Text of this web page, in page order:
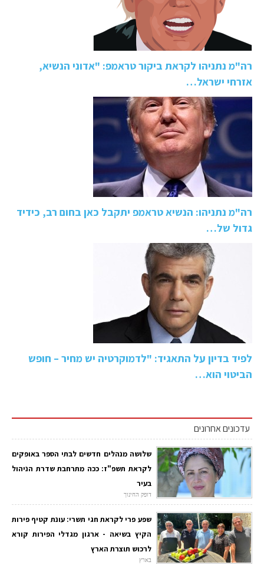
רה"מ נתניהו לקראת ביקור טראמפ: "אדוני הנשיא,
אזרחי ישראל…
רה"מ נתניהו: הנשיא טראמפ יתקבל כאן בחום רב, כידיד
גדול של…
לפיד בדיון על התאגיד: "לדמוקרטיה יש מחיר – חופש
הביטוי הוא…
עדכונים אחרונים
שלושה מנהלים חדשים לבתי הספר באופקים
לקראת תשפ"ז: ככה מתרחבת שדרת הניהול
בעיר
דופק החינוך
שפע פרי לקראת חגי תשרי: עונת קטיף פירות
הקיץ בשיאה - ארגון מגדלי הפירות קורא
לרכוש תוצרת הארץ
בארץ